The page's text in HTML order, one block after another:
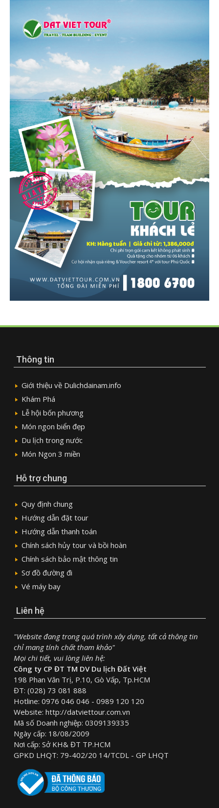
Thông tin
Giới thiệu về Dulichdainam.info
Khám Phá
Lễ hội bốn phương
Món ngon biển đẹp
Du lịch trong nước
Món Ngon 3 miền
Hỗ trợ chung
Quy định chung
Hướng dẫn đặt tour
Hướng dẫn thanh toán
Chính sách hủy tour và bồi hoàn
Chính sách bảo mật thông tin
Sơ đồ đường đi
Vé máy bay
Liên hệ
"Website đang trong quá trình xây dựng, tất cả thông tin
chỉ mang tính chất tham khảo"
Mọi chi tiết, vui lòng liên hệ:
Công ty CP ĐT TM DV Du lịch Đất Việt
198 Phan Văn Trị, P.10, Gò Vấp, Tp.HCM
ĐT: (028) 73 081 888
Hotline: 0976 046 046 - 0989 120 120
Website: http://datviettour.com.vn
Mã số Doanh nghiệp: 0309139335
Ngày cấp: 18/08/2009
Nơi cấp: Sở KH& ĐT TP.HCM
GPKD LHQT: 79-402/20 14/TCDL - GP LHQT